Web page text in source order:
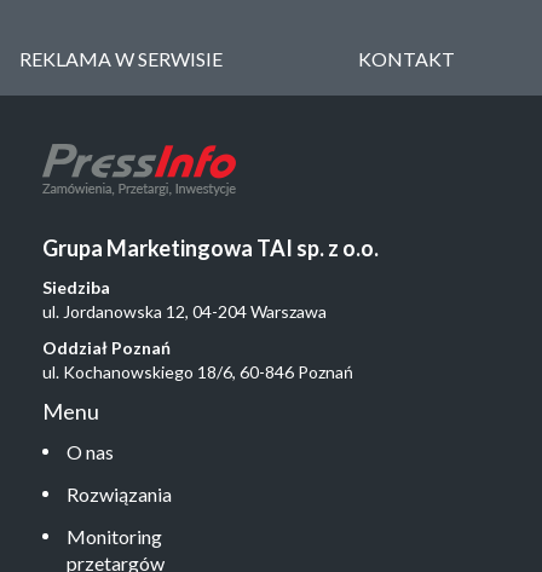
REKLAMA W SERWISIE KONTAKT
Grupa Marketingowa TAI sp. z o.o.
Siedziba
ul. Jordanowska 12, 04-204 Warszawa
Oddział Poznań
ul. Kochanowskiego 18/6, 60-846 Poznań
Menu
O nas
Rozwiązania
Monitoring
przetargów